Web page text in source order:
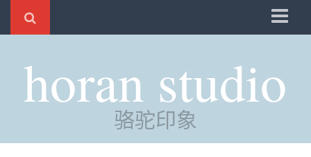
时光
评分
horan studio
骆驼印象